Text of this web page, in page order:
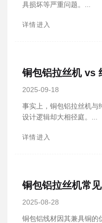
具损坏等严重问题。...
详情进入
铜包铝拉丝机 vs
2025-09-18
事实上，铜包铝拉丝机与
设计逻辑却大相径庭。...
详情进入
铜包铝拉丝机常
2025-08-28
铜包铝线材因其兼具铜的